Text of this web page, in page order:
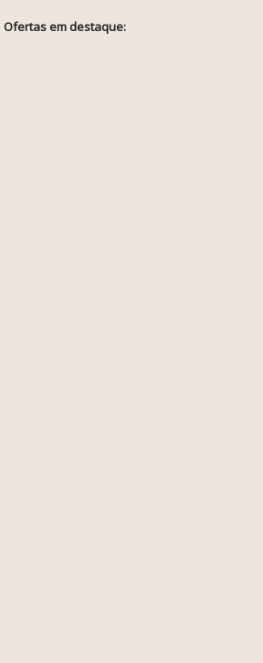
Ofertas em destaque: